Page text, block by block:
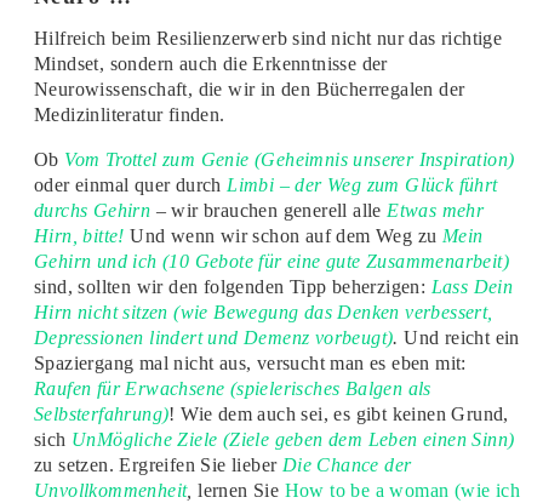
Hilfreich beim Resilienzerwerb sind nicht nur das richtige
Mindset, sondern auch die Erkenntnisse der
Neurowissenschaft, die wir in den Bücherregalen der
Medizinliteratur finden.
Ob Vom Trottel zum Genie (Geheimnis unserer Inspiration)
oder einmal quer durch Limbi – der Weg zum Glück führt
durchs Gehirn – wir brauchen generell alle Etwas mehr
Hirn, bitte! Und wenn wir schon auf dem Weg zu Mein
Gehirn und ich (10 Gebote für eine gute Zusammenarbeit)
sind, sollten wir den folgenden Tipp beherzigen: Lass Dein
Hirn nicht sitzen (wie Bewegung das Denken verbessert,
Depressionen lindert und Demenz vorbeugt).Und reicht ein
Spaziergang mal nicht aus, versucht man es eben mit:
Raufen für Erwachsene (spielerisches Balgen als
Selbsterfahrung)! Wie dem auch sei, es gibt keinen Grund,
sich UnMögliche Ziele (Ziele geben dem Leben einen Sinn)
zu setzen. Ergreifen Sie lieber Die Chance der
Unvollkommenheit, lernen Sie How to be a woman (wie ich